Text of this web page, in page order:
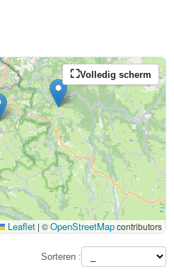
Volledig scherm
Leaflet | ©OpenStreetMapcontributors
Sorteren :